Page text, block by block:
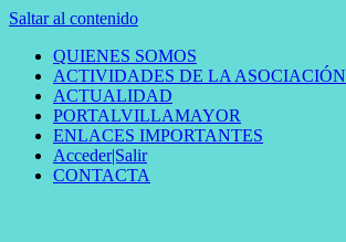
Saltar al contenido
QUIENES SOMOS
ACTIVIDADES DE LA ASOCIACIÓN
ACTUALIDAD
PORTALVILLAMAYOR
ENLACES IMPORTANTES
Acceder|Salir
CONTACTA